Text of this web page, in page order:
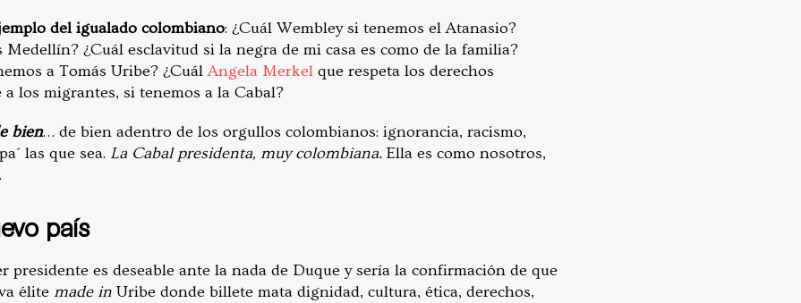
del igualado colombiano: ¿Cuál Wembley si tenemos el Atanasio?
Medellín? ¿Cuál esclavitud si la negra de mi casa es como de la familia?
a Tomás Uribe? ¿CuálAngela Merkel que respeta los derechos
los migrantes, si tenemos a la Cabal?
bien… de bien adentro de los orgullos colombianos: ignorancia, racismo,
las que sea. La Cabal presidenta, muy colombiana. Ella es como nosotros,
país
presidente es deseable ante la nada de Duque y sería la confirmación de que
élite made in Uribe donde billete mata dignidad, cultura, ética, derechos,